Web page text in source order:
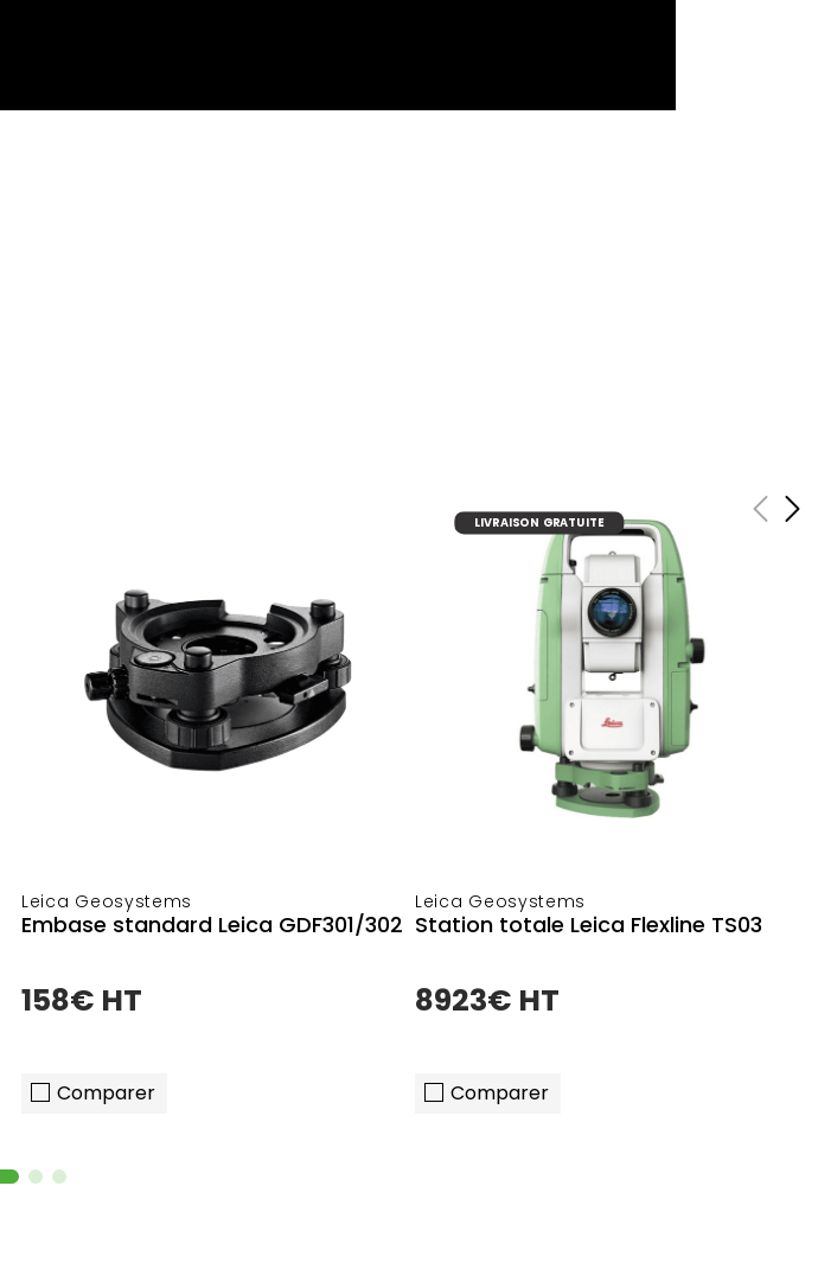
Leica Geosystems
Embase standard Leica GDF301/302
158€ HT
Comparer
ajouter au panier
LIVRAISON GRATUITE
Leica Geosystems
Station totale Leica Flexline TS03
8923€ HT
Comparer